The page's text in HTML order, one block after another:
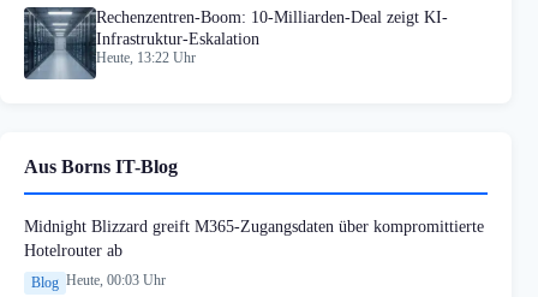
Rechenzentren-Boom: 10-Milliarden-Deal zeigt KI-
Infrastruktur-Eskalation
Heute, 13:22 Uhr
Aus Borns IT-Blog
Midnight Blizzard greift M365-Zugangsdaten über kompromittierte
Hotelrouter ab
Blog Heute, 00:03 Uhr